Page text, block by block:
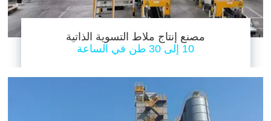
مصنع إنتاج ملاط التسوية الذاتية
10 إلى 30 طن في الساعة